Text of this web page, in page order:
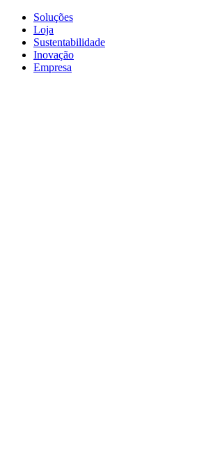
Soluções
Loja
Sustentabilidade
Inovação
Empresa